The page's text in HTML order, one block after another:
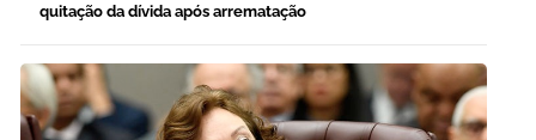
quitação da dívida após arrematação